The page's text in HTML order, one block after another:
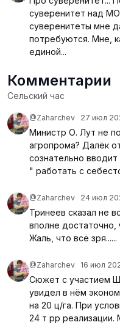
суверенитет над
суверенитеты мне
потребуются. Мне,
единой...
Комментарии
Сельский час
@Zaharchev 27 июл
Министр О. Лут не
агропрома? Далёк
сознательно
" работать с
@Zaharchev 24 июл
Тринеев сказал не
вполне достаточно,
Жаль, что всё зря......
@Zaharchev 16 июл
Сюжет с участием
увидел в нём
на 20 ц/га. При
24 т рр реализации.